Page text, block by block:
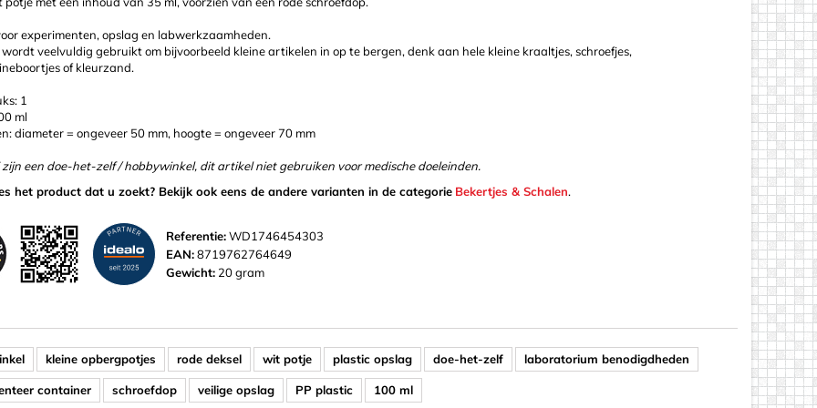
experimenten, opslag en labwerkzaamheden.
veelvuldig gebruikt om bijvoorbeeld kleine artikelen in op te bergen, denk aan hele kleine kraaltjes, schroefjes,
of kleurzand.
1
ml
diameter = ongeveer 50 mm, hoogte = ongeveer 70 mm
een doe-het-zelf / hobbywinkel, dit artikel niet gebruiken voor medische doeleinden.
het product dat u zoekt? Bekijk ook eens de andere varianten in de categorie Bekertjes & Schalen.
Referentie:WD1746454303
EAN:8719762764649
Gewicht: 20 gram
kleine opbergpotjes rode deksel wit potje plastic opslag doe-het-zelf laboratorium benodigdheden
container schroefdop veilige opslag PP plastic 100 ml